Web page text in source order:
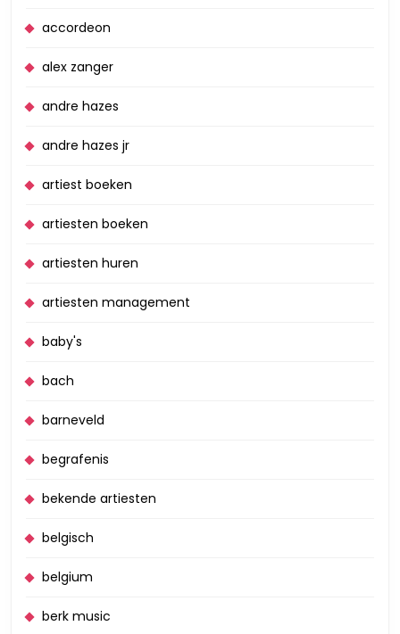
accordeon
alex zanger
andre hazes
andre hazes jr
artiest boeken
artiesten boeken
artiesten huren
artiesten management
baby's
bach
barneveld
begrafenis
bekende artiesten
belgisch
belgium
berk music